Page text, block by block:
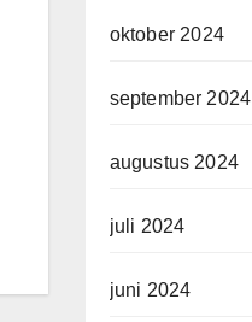
oktober 2024
september 2024
augustus 2024
juli 2024
juni 2024